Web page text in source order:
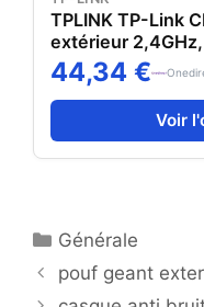
TPLINK TP-Link
extérieur
directionnelle
réseaux sans fil à
44,34 €
Voir
Catégories
Générale
pouf geant